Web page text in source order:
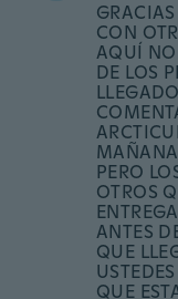
CON
AQUÍ
DE LOS
PERO
OTROS
ANTES
QUE
QUE